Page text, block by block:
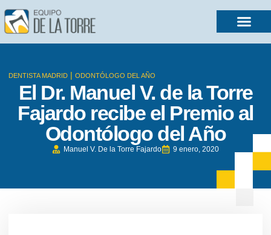
DENTISTA MADRID | ODONTÓLOGO DEL AÑO
El Dr. Manuel V. de la Torre
Fajardo recibe el Premio al
Odontólogo del Año
Manuel V. De la Torre Fajardo 9 enero, 2020